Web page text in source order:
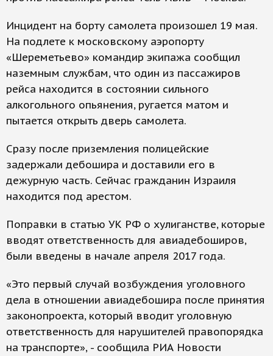
Инцидент на борту самолета произошел 19 мая.
На подлете к московскому аэропорту
«Шереметьево» командир экипажа сообщил
наземным службам, что один из пассажиров
рейса находится в состоянии сильного
алкогольного опьянения, ругается матом и
пытается открыть дверь самолета.
Сразу после приземления полицейские
задержали дебошира и доставили его в
дежурную часть. Сейчас гражданин Израиля
находится под арестом.
Поправки в статью УК РФ о хулиганстве, которые
вводят ответственность для авиадебоширов,
были введены в начале апреля 2017 года.
«Это первый случай возбуждения уголовного
дела в отношении авиадебошира после принятия
законопроекта, который вводит уголовную
ответственность для нарушителей правопорядка
на транспорте», - сообщила РИА Новости